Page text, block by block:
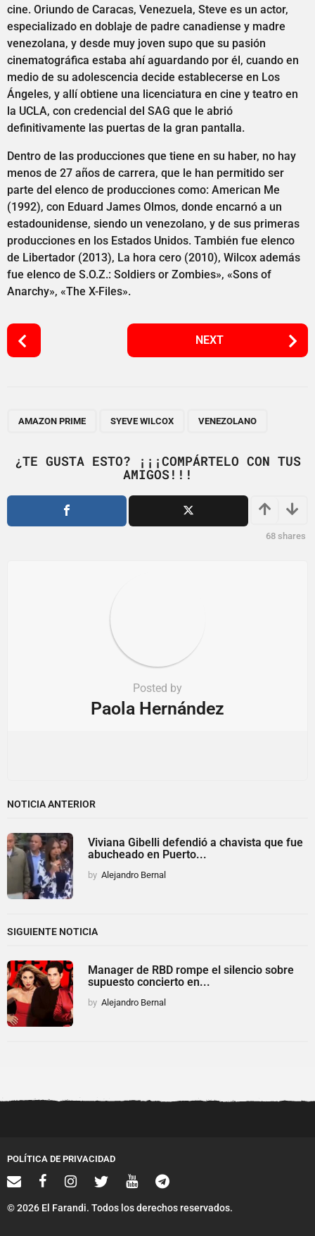
cine. Oriundo de Caracas, Venezuela, Steve es un actor,
especializado en doblaje de padre canadiense y madre
venezolana, y desde muy joven supo que su pasión
cinematográfica estaba ahí aguardando por él, cuando en
medio de su adolescencia decide establecerse en Los
Ángeles, y allí obtiene una licenciatura en cine y teatro en
la UCLA, con credencial del SAG que le abrió
definitivamente las puertas de la gran pantalla.
Dentro de las producciones que tiene en su haber, no hay
menos de 27 años de carrera, que le han permitido ser
parte del elenco de producciones como: American Me
(1992), con Eduard James Olmos, donde encarnó a un
estadounidense, siendo un venezolano, y de sus primeras
producciones en los Estados Unidos. También fue elenco
de Libertador (2013), La hora cero (2010), Wilcox además
fue elenco de S.O.Z.: Soldiers or Zombies», «Sons of
Anarchy», «The X-Files».
P
o
a
i
NEXT
AMAZON PRIME SYEVE WILCOX VENEZOLANO
¿TE GUSTA ESTO? ¡¡¡COMPÁRTELO CON TUS
AMIGOS!!!
68 shares
Posted by
Paola Hernández
NOTICIA ANTERIOR
Viviana Gibelli defendió a chavista que fue
abucheado en Puerto...
by Alejandro Bernal
SIGUIENTE NOTICIA
Manager de RBD rompe el silencio sobre
supuesto concierto en...
by Alejandro Bernal
POLÍTICA DE PRIVACIDAD
© 2026 El Farandi. Todos los derechos reservados.